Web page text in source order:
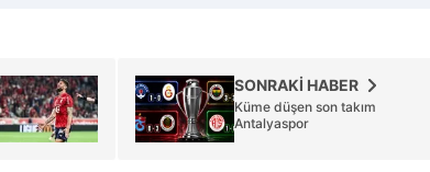
SONRAKİ HABER
Küme düşen son takım
Antalyaspor